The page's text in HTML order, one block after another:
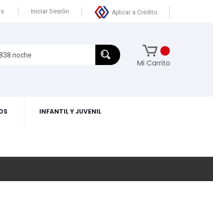
Aplicar a Crédito
Iniciar Sesión
Mi Carrito
INFANTIL Y JUVENIL